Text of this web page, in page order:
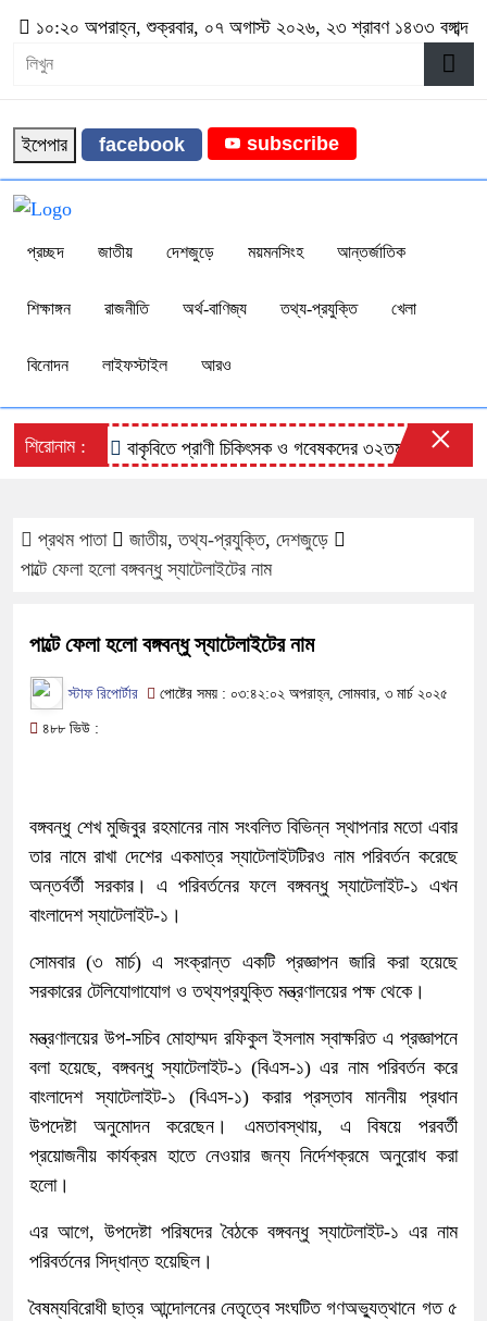
১০:২০ অপরাহ্ন, শুক্রবার, ০৭ অগাস্ট ২০২৬, ২৩ শ্রাবণ ১৪৩৩ বঙ্গাব্দ
ইপেপার facebook subscribe
প্রচ্ছদ জাতীয় দেশজুড়ে ময়মনসিংহ আন্তর্জাতিক
শিক্ষাঙ্গন রাজনীতি অর্থ-বাণিজ্য তথ্য-প্রযুক্তি খেলা
বিনোদন লাইফস্টাইল আরও
শিরোনাম : বাকৃবিতে প্রাণী চিকিৎসক ও গবেষকদের ৩২তম বৈজ্ঞানিক×
প্রথম পাতা জাতীয়,তথ্য-প্রযুক্তি, দেশজুড়ে
পাল্টে ফেলা হলো বঙ্গবন্ধু স্যাটেলাইটের নাম
পাল্টে ফেলা হলো বঙ্গবন্ধু স্যাটেলাইটের নাম
স্টাফ রিপোর্টার পোষ্টের সময় : ০৩:৪২:০২ অপরাহ্ন, সোমবার, ৩ মার্চ ২০২৫
৪৮৮ ভিউ :
বঙ্গবন্ধু শেখ মুজিবুর রহমানের নাম সংবলিত বিভিন্ন স্থাপনার মতো এবার
তার নামে রাখা দেশের একমাত্র স্যাটেলাইটটিরও নাম পরিবর্তন করেছে
অন্তর্বর্তী সরকার। এ পরিবর্তনের ফলে বঙ্গবন্ধু স্যাটেলাইট-১ এখন
বাংলাদেশ স্যাটেলাইট-১।
সোমবার (৩ মার্চ) এ সংক্রান্ত একটি প্রজ্ঞাপন জারি করা হয়েছে
সরকারের টেলিযোগাযোগ ও তথ্যপ্রযুক্তি মন্ত্রণালয়ের পক্ষ থেকে।
মন্ত্রণালয়ের উপ-সচিব মোহাম্মদ রফিকুল ইসলাম স্বাক্ষরিত এ প্রজ্ঞাপনে
বলা হয়েছে, বঙ্গবন্ধু স্যাটেলাইট-১ (বিএস-১) এর নাম পরিবর্তন করে
বাংলাদেশ স্যাটেলাইট-১ (বিএস-১) করার প্রস্তাব মাননীয় প্রধান
উপদেষ্টা অনুমোদন করেছেন। এমতাবস্থায়, এ বিষয়ে পরবর্তী
প্রয়োজনীয় কার্যক্রম হাতে নেওয়ার জন্য নির্দেশক্রমে অনুরোধ করা
হলো।
এর আগে, উপদেষ্টা পরিষদের বৈঠকে বঙ্গবন্ধু স্যাটেলাইট-১ এর নাম
পরিবর্তনের সিদ্ধান্ত হয়েছিল।
বৈষম্যবিরোধী ছাত্র আন্দোলনের নেতৃত্বে সংঘটিত গণঅভ্যুত্থানে গত ৫